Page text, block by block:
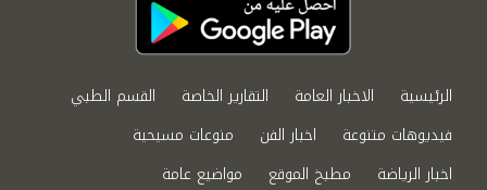
الرئيسية الاخبار العامة التقارير الخاصة
القسم الطبي
فيديوهات متنوعة
اخبار الفن
منوعات مسيحية
اخبار الرياضة
مطبخ الموقع
مواضيع عامة